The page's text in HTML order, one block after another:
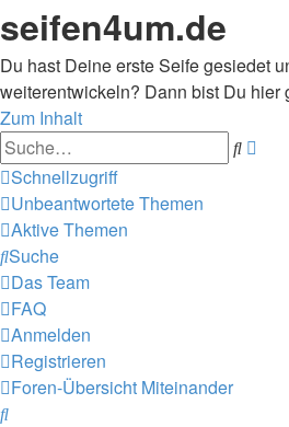
seifen4um.de
Du hast Deine erste Seife gesiedet
weiterentwickeln? Dann bist Du hier
Zum Inhalt
Suche
Schnellzugriff
Unbeantwortete Themen
Aktive Themen
Suche
Das Team
FAQ
Anmelden
Registrieren
Foren-Übersicht Miteinander
Suche